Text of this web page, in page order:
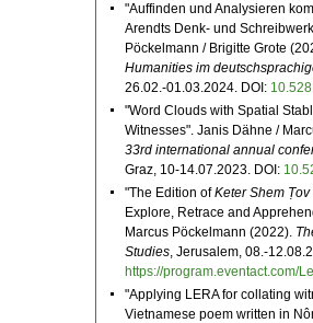
"Auffinden und Analysieren
Arendts Denk- und
Pöckelmann / Brigitte Grote
Humanities im
26.02.-01.03.2024. DOI:
"Word Clouds with Spatial
Witnesses". Janis Dähne /
33rd international annual
Graz, 10-14.07.2023. DOI:
"The Edition ofKeter Shem Ṭov
Explore, Retrace and
Marcus Pöckelmann (2022).
Studies, Jerusalem, 08.-
https://program.eventact.com/
"Applying LERA for collating
Vietnamese poem written in